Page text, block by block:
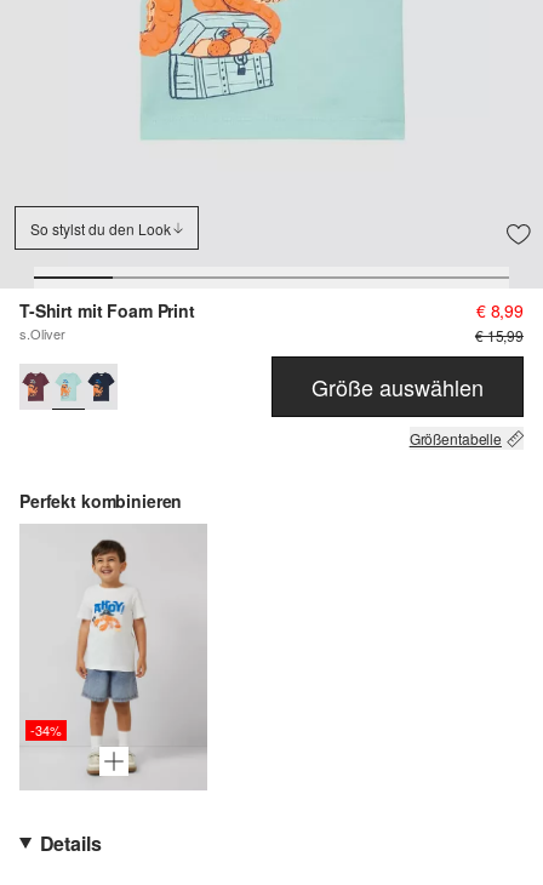
So stylst du den Look
T-Shirt mit Foam Print
s.Oliver
€ 8,99
€ 15,99
Größe auswählen
Größentabelle
Perfekt kombinieren
-34%
Details